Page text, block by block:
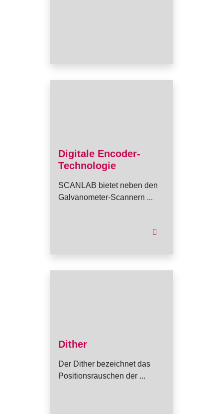
Digitale Encoder-
Technologie
SCANLAB bietet neben den
Galvanometer-Scannern ...
Dither
Der Dither bezeichnet das
Positionsrauschen der ...